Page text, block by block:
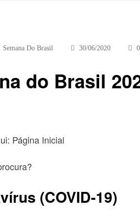
Semana Do Brasil 30/06/2020
do Brasil
Página Inicial
(COVID-19)